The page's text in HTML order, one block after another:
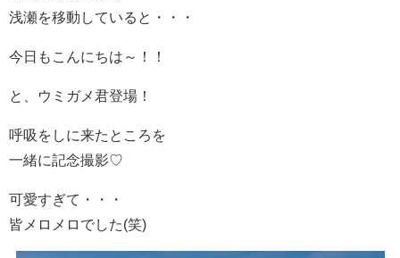
浅瀬を移動していると・・・
今日もこんにちは～！！
と、ウミガメ君登場！
呼吸をしに来たところを
一緒に記念撮影♡
可愛すぎて・・・
皆メロメロでした(笑)